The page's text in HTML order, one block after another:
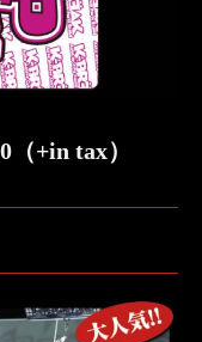
+in tax）